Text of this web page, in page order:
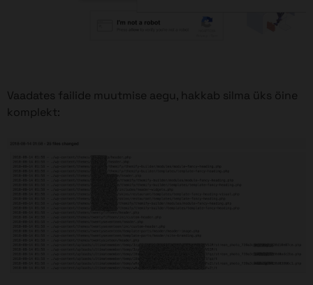
Vaadates failide muutmise aegu, hakkab silma üks öine
komplekt: